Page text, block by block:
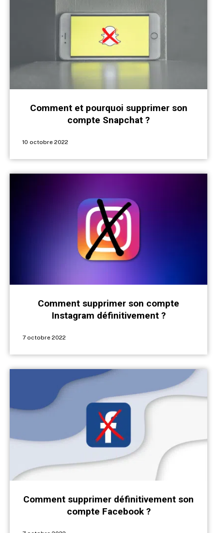
Comment et pourquoi supprimer son
compte Snapchat ?
10 octobre 2022
Comment supprimer son compte
Instagram définitivement ?
7 octobre 2022
Comment supprimer définitivement son
compte Facebook ?